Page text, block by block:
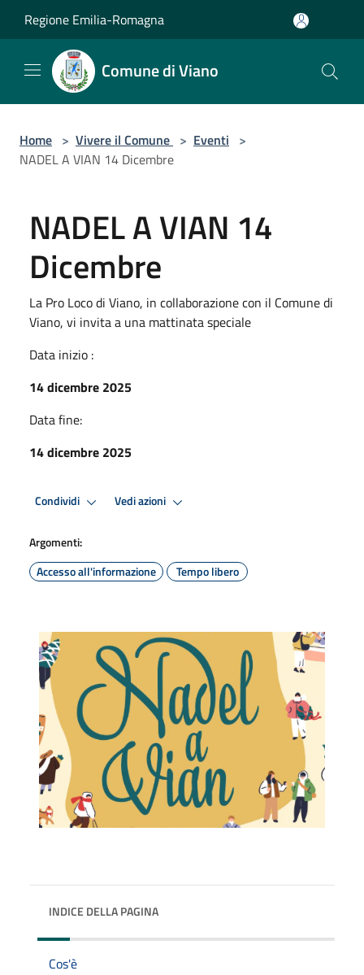
Regione Emilia-Romagna
Comune di Viano
Home > Vivere il Comune > Eventi >
NADEL A VIAN 14 Dicembre
NADEL A VIAN 14
Dicembre
La Pro Loco di Viano, in collaborazione con il Comune di
Viano, vi invita a una mattinata speciale
Data inizio :
14 dicembre 2025
Data fine:
14 dicembre 2025
Condividi Vedi azioni
Argomenti:
Accesso all'informazione
Tempo libero
INDICE DELLA PAGINA
Cos'è